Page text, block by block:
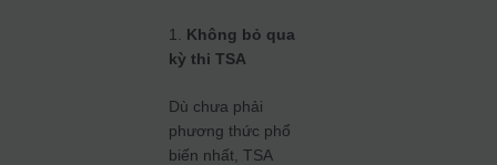
1. Không bỏ qua
kỳ thi TSA
Dù chưa phải
phương thức phổ
biến nhất, TSA